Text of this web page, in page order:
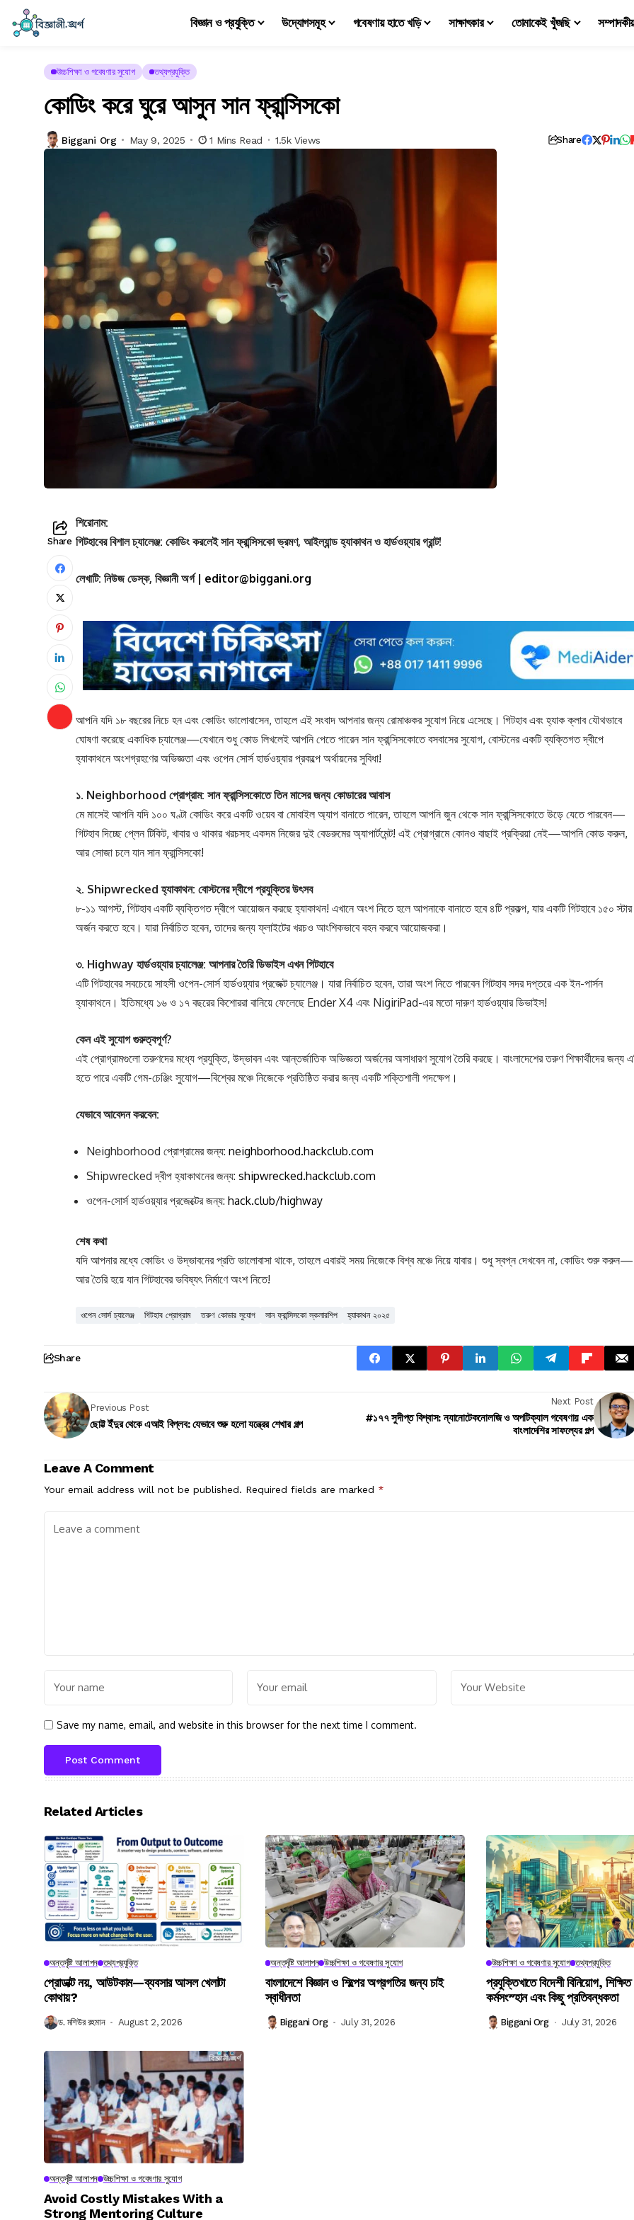
বিজ্ঞান ও প্রযুক্তি উদ্যোগসমূহ গবেষণায় হাতে খড়ি সাক্ষাৎকার তোমাকেই খুঁজছি
উচ্চশিক্ষা ও গবেষণার সুযোগ তথ্যপ্রযুক্তি
কোডিং করে ঘুরে আসুন সান ফ্রান্সিসকো
Biggani Org May 9, 2025 1 Mins Read 1.5k Views Share
Share
শিরোনাম:
গিটহাবের বিশাল চ্যালেঞ্জ: কোডিং করলেই সান ফ্রান্সিসকো ভ্রমণ, আইল্যান্ড হ্যাকাথন ও হার্ডওয়্যার গ্রান্ট!
লেখাটি: নিউজ ডেস্ক, বিজ্ঞানী অর্গ | editor@biggani.org
আপনি যদি ১৮ বছরের নিচে হন এবং কোডিং ভালোবাসেন, তাহলে এই সংবাদ আপনার জন্য রোমাঞ্চকর সুযোগ নিয়ে এসেছে। গিটহাব এবং হ্যাক ক্লাব যৌথভাবে
ঘোষণা করেছে একাধিক চ্যালেঞ্জ—যেখানে শুধু কোড লিখলেই আপনি পেতে পারেন সান ফ্রান্সিসকোতে বসবাসের সুযোগ, বোস্টনের একটি ব্যক্তিগত দ্বীপে
হ্যাকাথনে অংশগ্রহণের অভিজ্ঞতা এবং ওপেন সোর্স হার্ডওয়্যার প্রকল্পে অর্থায়নের সুবিধা!
১. Neighborhood প্রোগ্রাম: সান ফ্রান্সিসকোতে তিন মাসের জন্য কোডারের আবাস
মে মাসেই আপনি যদি ১০০ ঘণ্টা কোডিং করে একটি ওয়েব বা মোবাইল অ্যাপ বানাতে পারেন, তাহলে আপনি জুন থেকে সান ফ্রান্সিসকোতে উড়ে যেতে পারবেন—
গিটহাব দিচ্ছে প্লেন টিকিট, খাবার ও থাকার খরচসহ একদম নিজের দুই বেডরুমের অ্যাপার্টমেন্ট! এই প্রোগ্রামে কোনও বাছাই প্রক্রিয়া নেই—আপনি কোড করুন,
আর সোজা চলে যান সান ফ্রান্সিসকো!
২. Shipwrecked হ্যাকাথন: বোস্টনের দ্বীপে প্রযুক্তির উৎসব
৮-১১ আগস্ট, গিটহাব একটি ব্যক্তিগত দ্বীপে আয়োজন করছে হ্যাকাথন! এখানে অংশ নিতে হলে আপনাকে বানাতে হবে ৪টি প্রকল্প, যার একটি গিটহাবে ১৫০ স্টার
অর্জন করতে হবে। যারা নির্বাচিত হবেন, তাদের জন্য ফ্লাইটের খরচও আংশিকভাবে বহন করবে আয়োজকরা।
৩. Highway হার্ডওয়্যার চ্যালেঞ্জ: আপনার তৈরি ডিভাইস এখন গিটহাবে
এটি গিটহাবের সবচেয়ে সাহসী ওপেন-সোর্স হার্ডওয়্যার প্রজেক্ট চ্যালেঞ্জ। যারা নির্বাচিত হবেন, তারা অংশ নিতে পারবেন গিটহাব সদর দপ্তরে এক ইন-পার্সন
হ্যাকাথনে। ইতিমধ্যে ১৬ ও ১৭ বছরের কিশোররা বানিয়ে ফেলেছে Ender X4 এবং NigiriPad-এর মতো দারুণ হার্ডওয়্যার ডিভাইস!
কেন এই সুযোগ গুরুত্বপূর্ণ?
এই প্রোগ্রামগুলো তরুণদের মধ্যে প্রযুক্তি, উদ্ভাবন এবং আন্তর্জাতিক অভিজ্ঞতা অর্জনের অসাধারণ সুযোগ তৈরি করছে। বাংলাদেশের তরুণ শিক্ষার্থীদের জন্য
হতে পারে একটি গেম-চেঞ্জিং সুযোগ—বিশ্বের মঞ্চে নিজেকে প্রতিষ্ঠিত করার জন্য একটি শক্তিশালী পদক্ষেপ।
যেভাবে আবেদন করবেন:
Neighborhood প্রোগ্রামের জন্য: neighborhood.hackclub.com
Shipwrecked দ্বীপ হ্যাকাথনের জন্য: shipwrecked.hackclub.com
ওপেন-সোর্স হার্ডওয়্যার প্রজেক্টের জন্য: hack.club/highway
শেষ কথা
যদি আপনার মধ্যে কোডিং ও উদ্ভাবনের প্রতি ভালোবাসা থাকে, তাহলে এবারই সময় নিজেকে বিশ্ব মঞ্চে নিয়ে যাবার। শুধু স্বপ্ন দেখবেন না, কোডিং শুরু করুন—
আর তৈরি হয়ে যান গিটহাবের ভবিষ্যৎ নির্মাণে অংশ নিতে!
ওপেন সোর্স চ্যালেঞ্জ গিটহাব প্রোগ্রাম তরুণ কোডার সুযোগ সান ফ্রান্সিসকো স্কলারশিপ হ্যাকাথন ২০২৫
Share
Previous Post
ছোট্ট ইঁদুর থেকে এআই বিপ্লব: যেভাবে শুরু হলো যন্ত্রের শেখার গল্প
Next Post
#১৭৭ সুদীপ্ত বিশ্বাস: ন্যানোটেকনোলজি ও অপটিক্যাল গবেষণায় এক
বাংলাদেশির সাফল্যের গল্প
Leave A Comment
Your email address will not be published. Required fields are marked *
Save my name, email, and website in this browser for the next time I comment.
Related Articles
অন্তর্দৃষ্টি আলাপন তথ্যপ্রযুক্তি
প্রোডাক্ট নয়, আউটকাম—ব্যবসার আসল খেলাটা
কোথায়?
ড. মশিউর রহমান August 2, 2026
অন্তর্দৃষ্টি আলাপন উচ্চশিক্ষা ও গবেষণার সুযোগ
বাংলাদেশে বিজ্ঞান ও শিল্পের অগ্রগতির জন্য চাই
স্বাধীনতা
Biggani Org July 31, 2026
উচ্চশিক্ষা ও গবেষণার সুযোগ তথ্যপ্রযুক্তি
প্রযুক্তিখাতে বিদেশী বিনিয়োগ,
কর্মসংস্হান এবং কিছু প্রতিবন্ধকতা
Biggani Org July 31, 2026
অন্তর্দৃষ্টি আলাপন উচ্চশিক্ষা ও গবেষণার সুযোগ
Avoid Costly Mistakes With a
Strong Mentoring Culture